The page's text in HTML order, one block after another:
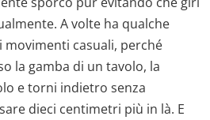
A volte ha qualche
movimenti casuali, perché
la gamba di un tavolo, la
e torni indietro senza
dieci centimetri più in là. E